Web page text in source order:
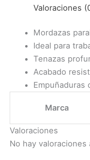
STANLEY
Valoraciones
Mordazas
Ideal para
Tenazas
Acabado
Empuñaduras
Marca
Valoraciones
No hay valoraciones